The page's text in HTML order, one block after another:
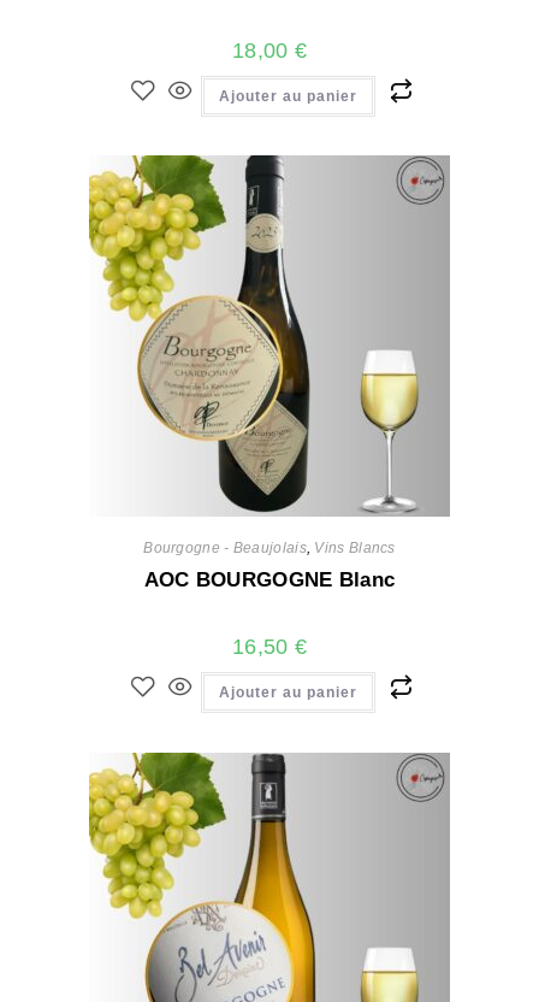
18,00 €
Ajouter au panier
Bourgogne - Beaujolais, Vins Blancs
AOC BOURGOGNE Blanc
16,50 €
Ajouter au panier